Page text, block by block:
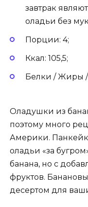
завтрак
оладьи без
Порции: 4;
Ккал: 105,5;
Белки / Жиры /
Оладушки из
поэтому много
Америки.
оладьи «за
банана, но с
фруктов.
десертом для